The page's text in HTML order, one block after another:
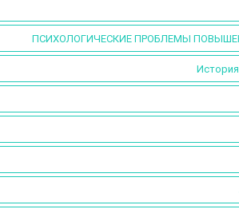
ПСИХОЛОГИЧЕСКИЕ ПРОБЛЕМЫ